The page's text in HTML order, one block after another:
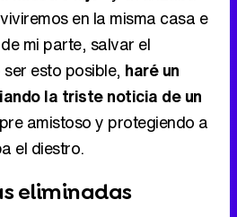
en la misma casa e
mi parte, salvar el
esto posible, haré un
la triste noticia de un
amistoso y protegiendo a
el diestro.
eliminadas